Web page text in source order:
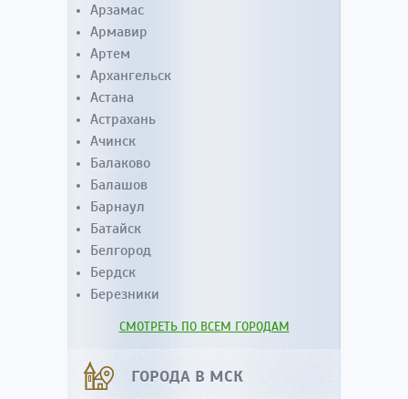
Арзамас
Армавир
Артем
Архангельск
Астана
Астрахань
Ачинск
Балаково
Балашов
Барнаул
Батайск
Белгород
Бердск
Березники
СМОТРЕТЬ ПО ВСЕМ ГОРОДАМ
ГОРОДА В МСК